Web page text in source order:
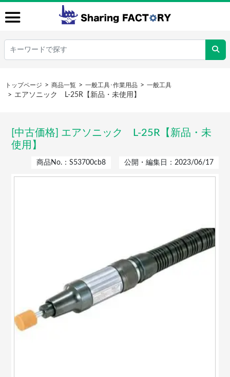
トップページ 商品一覧 一般工具･作業用品 一般工具
エアソニック L-25R【新品・未使用】
[中古価格] エアソニック L-25R【新品・未
使用】
商品No.：S53700cb8 公開・編集日：2023/06/17